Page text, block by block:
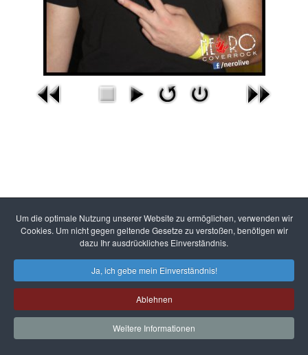
Um die optimale Nutzung unserer Website zu ermöglichen, verwenden wir
Cookies. Um nicht gegen geltende Gesetze zu verstoßen, benötigen wir
dazu Ihr ausdrückliches Einverständnis.
Ja, ich gebe mein Einverständnis!
Ablehnen
Weitere Informationen